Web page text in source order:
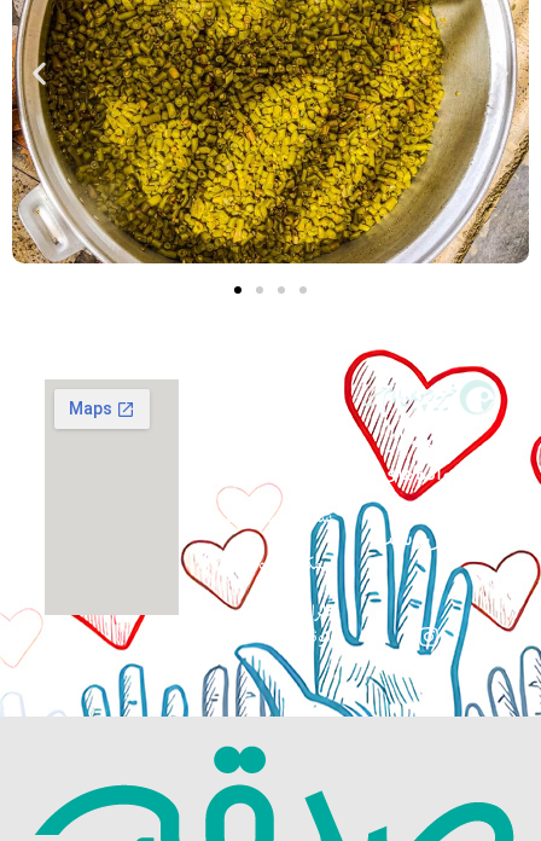
حمایت از
خانواده‌های
نیازمند و
بی‌سرپرست
شماره حساب ها
همکاری داوطلبانه
طراحی سایت:
کوثرگرافیک